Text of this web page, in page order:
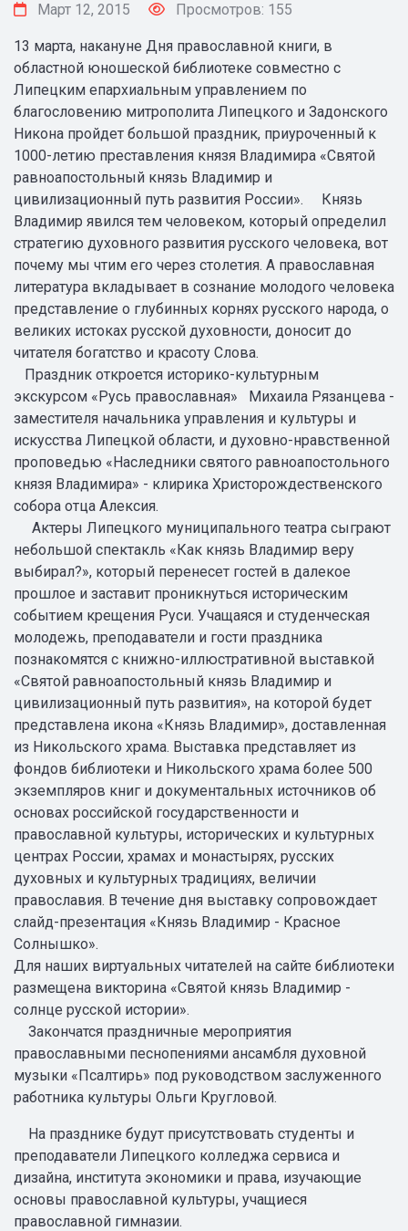
Март 12, 2015 Просмотров: 155
13 марта, накануне Дня православной книги, в
областной юношеской библиотеке совместно с
Липецким епархиальным управлением по
благословению митрополита Липецкого и Задонского
Никона пройдет большой праздник, приуроченный к
1000-летию преставления князя Владимира «Святой
равноапостольный князь Владимир и
цивилизационный путь развития России». Князь
Владимир явился тем человеком, который определил
стратегию духовного развития русского человека, вот
почему мы чтим его через столетия. А православная
литература вкладывает в сознание молодого человека
представление о глубинных корнях русского народа, о
великих истоках русской духовности, доносит до
читателя богатство и красоту Слова.
Праздник откроется историко-культурным
экскурсом «Русь православная» Михаила Рязанцева -
заместителя начальника управления и культуры и
искусства Липецкой области, и духовно-нравственной
проповедью «Наследники святого равноапостольного
князя Владимира» - клирика Христорождественского
собора отца Алексия.
Актеры Липецкого муниципального театра сыграют
небольшой спектакль «Как князь Владимир веру
выбирал?», который перенесет гостей в далекое
прошлое и заставит проникнуться историческим
событием крещения Руси. Учащаяся и студенческая
молодежь, преподаватели и гости праздника
познакомятся с книжно-иллюстративной выставкой
«Святой равноапостольный князь Владимир и
цивилизационный путь развития», на которой будет
представлена икона «Князь Владимир», доставленная
из Никольского храма. Выставка представляет из
фондов библиотеки и Никольского храма более 500
экземпляров книг и документальных источников об
основах российской государственности и
православной культуры, исторических и культурных
центрах России, храмах и монастырях, русских
духовных и культурных традициях, величии
православия. В течение дня выставку сопровождает
слайд-презентация «Князь Владимир - Красное
Солнышко».
Для наших виртуальных читателей на сайте библиотеки
размещена викторина «Святой князь Владимир -
солнце русской истории».
Закончатся праздничные мероприятия
православными песнопениями ансамбля духовной
музыки «Псалтирь» под руководством заслуженного
работника культуры Ольги Кругловой.
На празднике будут присутствовать студенты и
преподаватели Липецкого колледжа сервиса и
дизайна, института экономики и права, изучающие
основы православной культуры, учащиеся
православной гимназии.